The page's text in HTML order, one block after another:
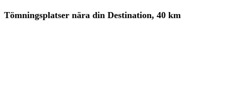
Tömningsplatser nära din Destination, 40 km